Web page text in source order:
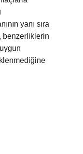
yanı sıra
benzerliklerin